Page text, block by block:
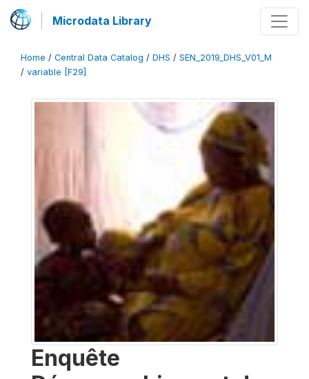
Microdata Library
Home / Central Data Catalog / DHS / SEN_2019_DHS_V01_M
/ variable [F29]
Enquête